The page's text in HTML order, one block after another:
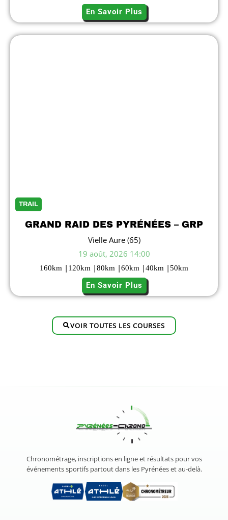
En Savoir Plus
TRAIL
GRAND RAID DES PYRÉNÉES – GRP
Vielle Aure (65)
19 août, 2026 14:00
160km | 120km |80km |60km |40km |50km
En Savoir Plus
VOIR TOUTES LES COURSES
Chronométrage, inscriptions en ligne et résultats pour vos
événements sportifs partout dans les Pyrénées et au-delà.